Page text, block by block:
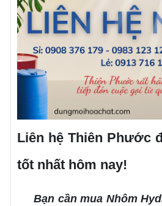
Liên hệ Thiên Phước
tốt nhất hôm nay!
Bạn cần mua Nhôm